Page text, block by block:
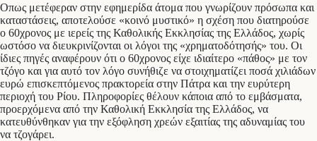
Οπως μετέφεραν στην εφημερίδα άτομα που γνωρίζουν πρόσωπα και
καταστάσεις, αποτελούσε «κοινό μυστικό» η σχέση που διατηρούσε
ο 60χρονος με ιερείς της Καθολικής Εκκλησίας της Ελλάδος, χωρίς
ωστόσο να διευκρινίζονται οι λόγοι της «χρηματοδότησής» του. Οι
ίδιες πηγές αναφέρουν ότι ο 60χρονος είχε ιδιαίτερο «πάθος» με τον
τζόγο και για αυτό τον λόγο συνήθιζε να στοιχηματίζει ποσά χιλιάδων
ευρώ επισκεπτόμενος πρακτορεία στην Πάτρα και την ευρύτερη
περιοχή του Ρίου. Πληροφορίες θέλουν κάποια από το εμβάσματα,
προερχόμενα από την Καθολική Εκκλησία της Ελλάδος, να
κατευθύνθηκαν για την εξόφληση χρεών εξαιτίας της αδυναμίας του
να τζογάρει.